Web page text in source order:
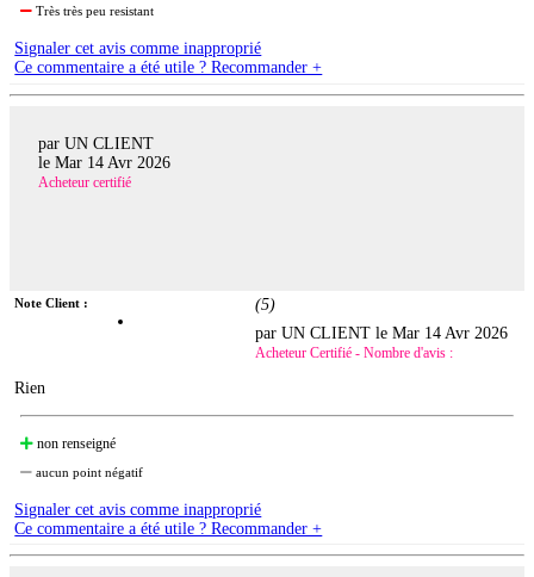
Très très peu resistant
Signaler cet avis comme inapproprié
Ce commentaire a été utile ? Recommander +
par UN CLIENT
le Mar 14 Avr 2026
Acheteur certifié
Note Client : (5)
par UN CLIENT leMar 14 Avr 2026
Acheteur Certifié - Nombre d'avis :
Rien
non renseigné
aucun point négatif
Signaler cet avis comme inapproprié
Ce commentaire a été utile ? Recommander +